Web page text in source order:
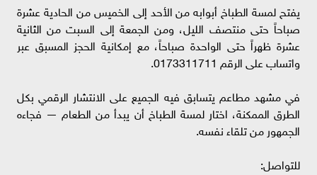
يفتح لمسة الطباخ أبوابه من الأحد إلى الخميس من الحادية عشرة
صباحاً حتى منتصف الليل، ومن الجمعة إلى السبت من الثانية
عشرة ظهراً حتى الواحدة صباحاً، مع إمكانية الحجز المسبق عبر
واتساب على الرقم 0173311711.
في مشهد مطاعم يتسابق فيه الجميع على الانتشار الرقمي بكل
الطرق الممكنة، اختار لمسة الطباخ أن يبدأ من الطعام — فجاءه
الجمهور من تلقاء نفسه.
للتواصل: